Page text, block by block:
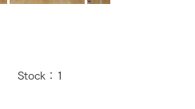
Stock：1